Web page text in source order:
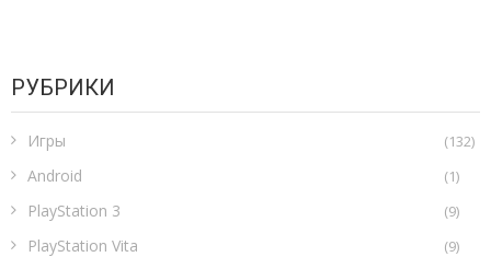
РУБРИКИ
Игры (132)
Android (1)
PlayStation 3 (9)
PlayStation Vita (9)